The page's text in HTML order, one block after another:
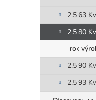
2.5 63
2.5 80
rok
2.5 90
2.5 93